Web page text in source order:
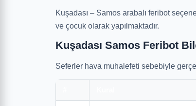
Kuşadası – Samos arabalı feribot
ve çocuk olarak yapılmaktadır.
Kuşadası Samos Feribot
Seferler hava muhalefeti sebebiyle